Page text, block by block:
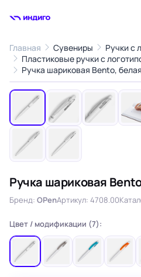
Главная Сувениры
Ручки с
Пластиковые ручки с
Ручка шариковая Bento, белая
‹
Ручка шариковая
Бренд: OPenАртикул: 4708.00
Цвет / модификации (7):